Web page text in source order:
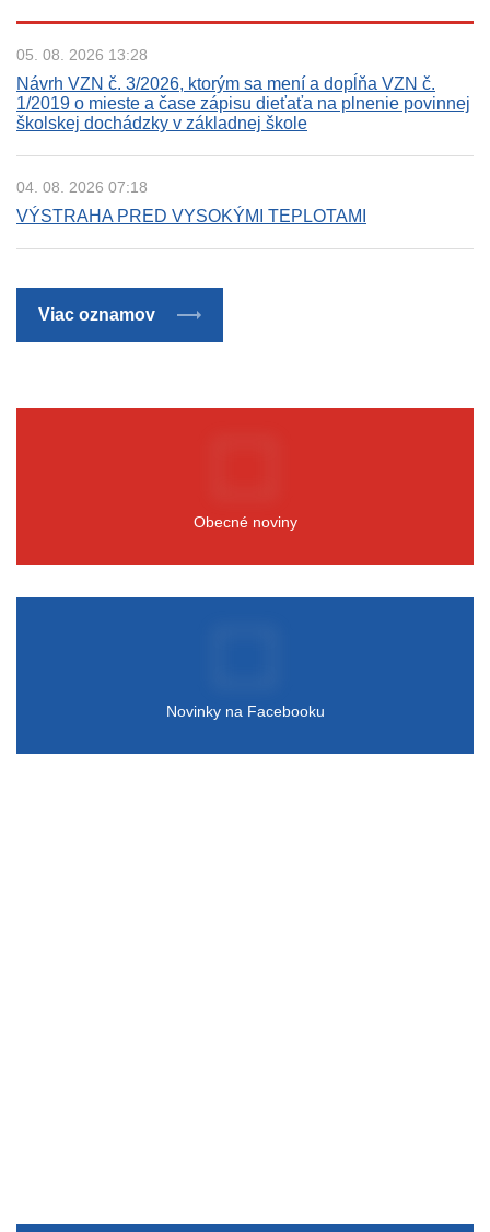
05. 08. 2026 13:28
Návrh VZN č. 3/2026, ktorým sa mení a dopĺňa VZN č.
1/2019 o mieste a čase zápisu dieťaťa na plnenie povinnej
školskej dochádzky v základnej škole
04. 08. 2026 07:18
VÝSTRAHA PRED VYSOKÝMI TEPLOTAMI
Viac oznamov
Obecné noviny
Novinky na Facebooku